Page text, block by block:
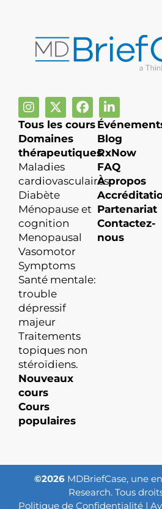
Tous les cours
Domaines
thérapeutiques
Maladies
cardiovasculaires
Diabète
Ménopause et
cognition
Menopausal
Vasomotor
Symptoms
Santé mentale:
trouble
dépressif
majeur
Traitements
topiques non
stéroïdiens.
Nouveaux
cours
Cours
populaires
Blog
RxNow
FAQ
À propos
Partenariat
Contactez-
nous
©2026 MDBriefCase, une
Research. Tous
Politique de Confidentialité |